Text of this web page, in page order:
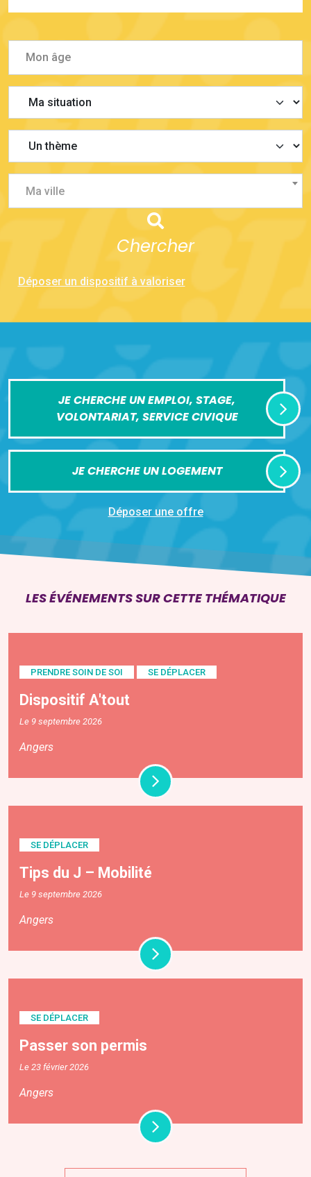
Ma ville
Chercher
Déposer un dispositif à valoriser
JE CHERCHE UN EMPLOI, STAGE,
VOLONTARIAT, SERVICE CIVIQUE
JE CHERCHE UN LOGEMENT
Déposer une offre
LES ÉVÉNEMENTS SUR CETTE THÉMATIQUE
PRENDRE SOIN DE SOI SE DÉPLACER
Dispositif A'tout
Le 9 septembre 2026
Angers
SE DÉPLACER
Tips du J – Mobilité
Le 9 septembre 2026
Angers
SE DÉPLACER
Passer son permis
Le 23 février 2026
Angers